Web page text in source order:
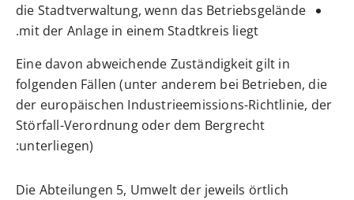
die Stadtverwaltung, wenn das Betriebsgelände
mit der Anlage in einem Stadtkreis liegt.
Eine davon abweichende Zuständigkeit gilt in
folgenden Fällen (unter anderem bei Betrieben, die
der europäischen Industrieemissions-Richtlinie, der
Störfall-Verordnung oder dem Bergrecht
unterliegen):
Die Abteilungen 5, Umwelt der jeweils örtlich